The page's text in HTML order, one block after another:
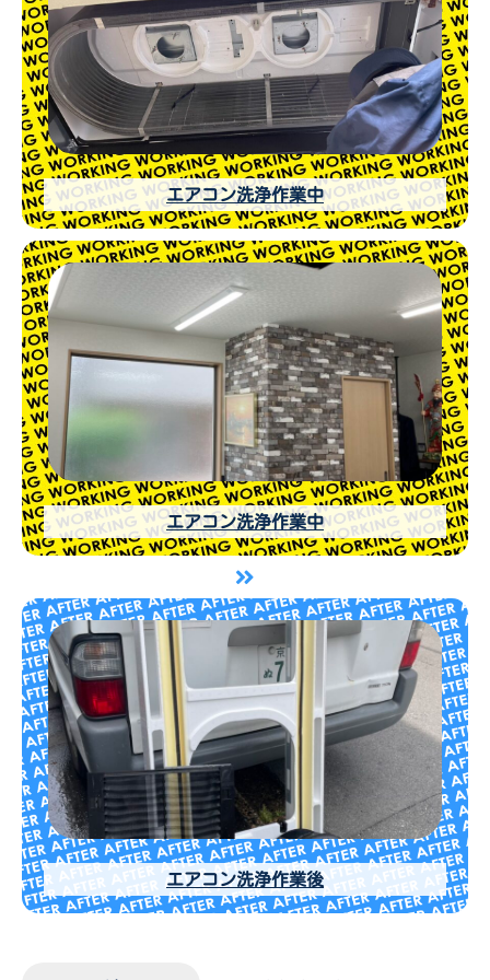
エアコン洗浄作業中
エアコン洗浄作業中
エアコン洗浄作業後